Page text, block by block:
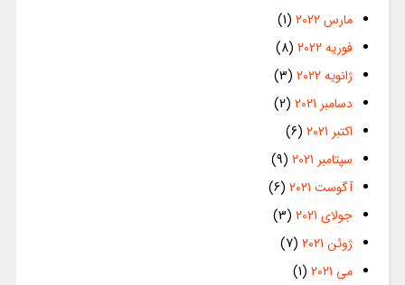
مارس 2022
(1)
فوریه 2022
(8)
ژانویه 2022
(3)
دسامبر 2021
(2)
اکتبر 2021
(6)
سپتامبر 2021
(9)
آگوست 2021
(6)
جولای 2021
(3)
ژوئن 2021
(7)
می 2021
(1)